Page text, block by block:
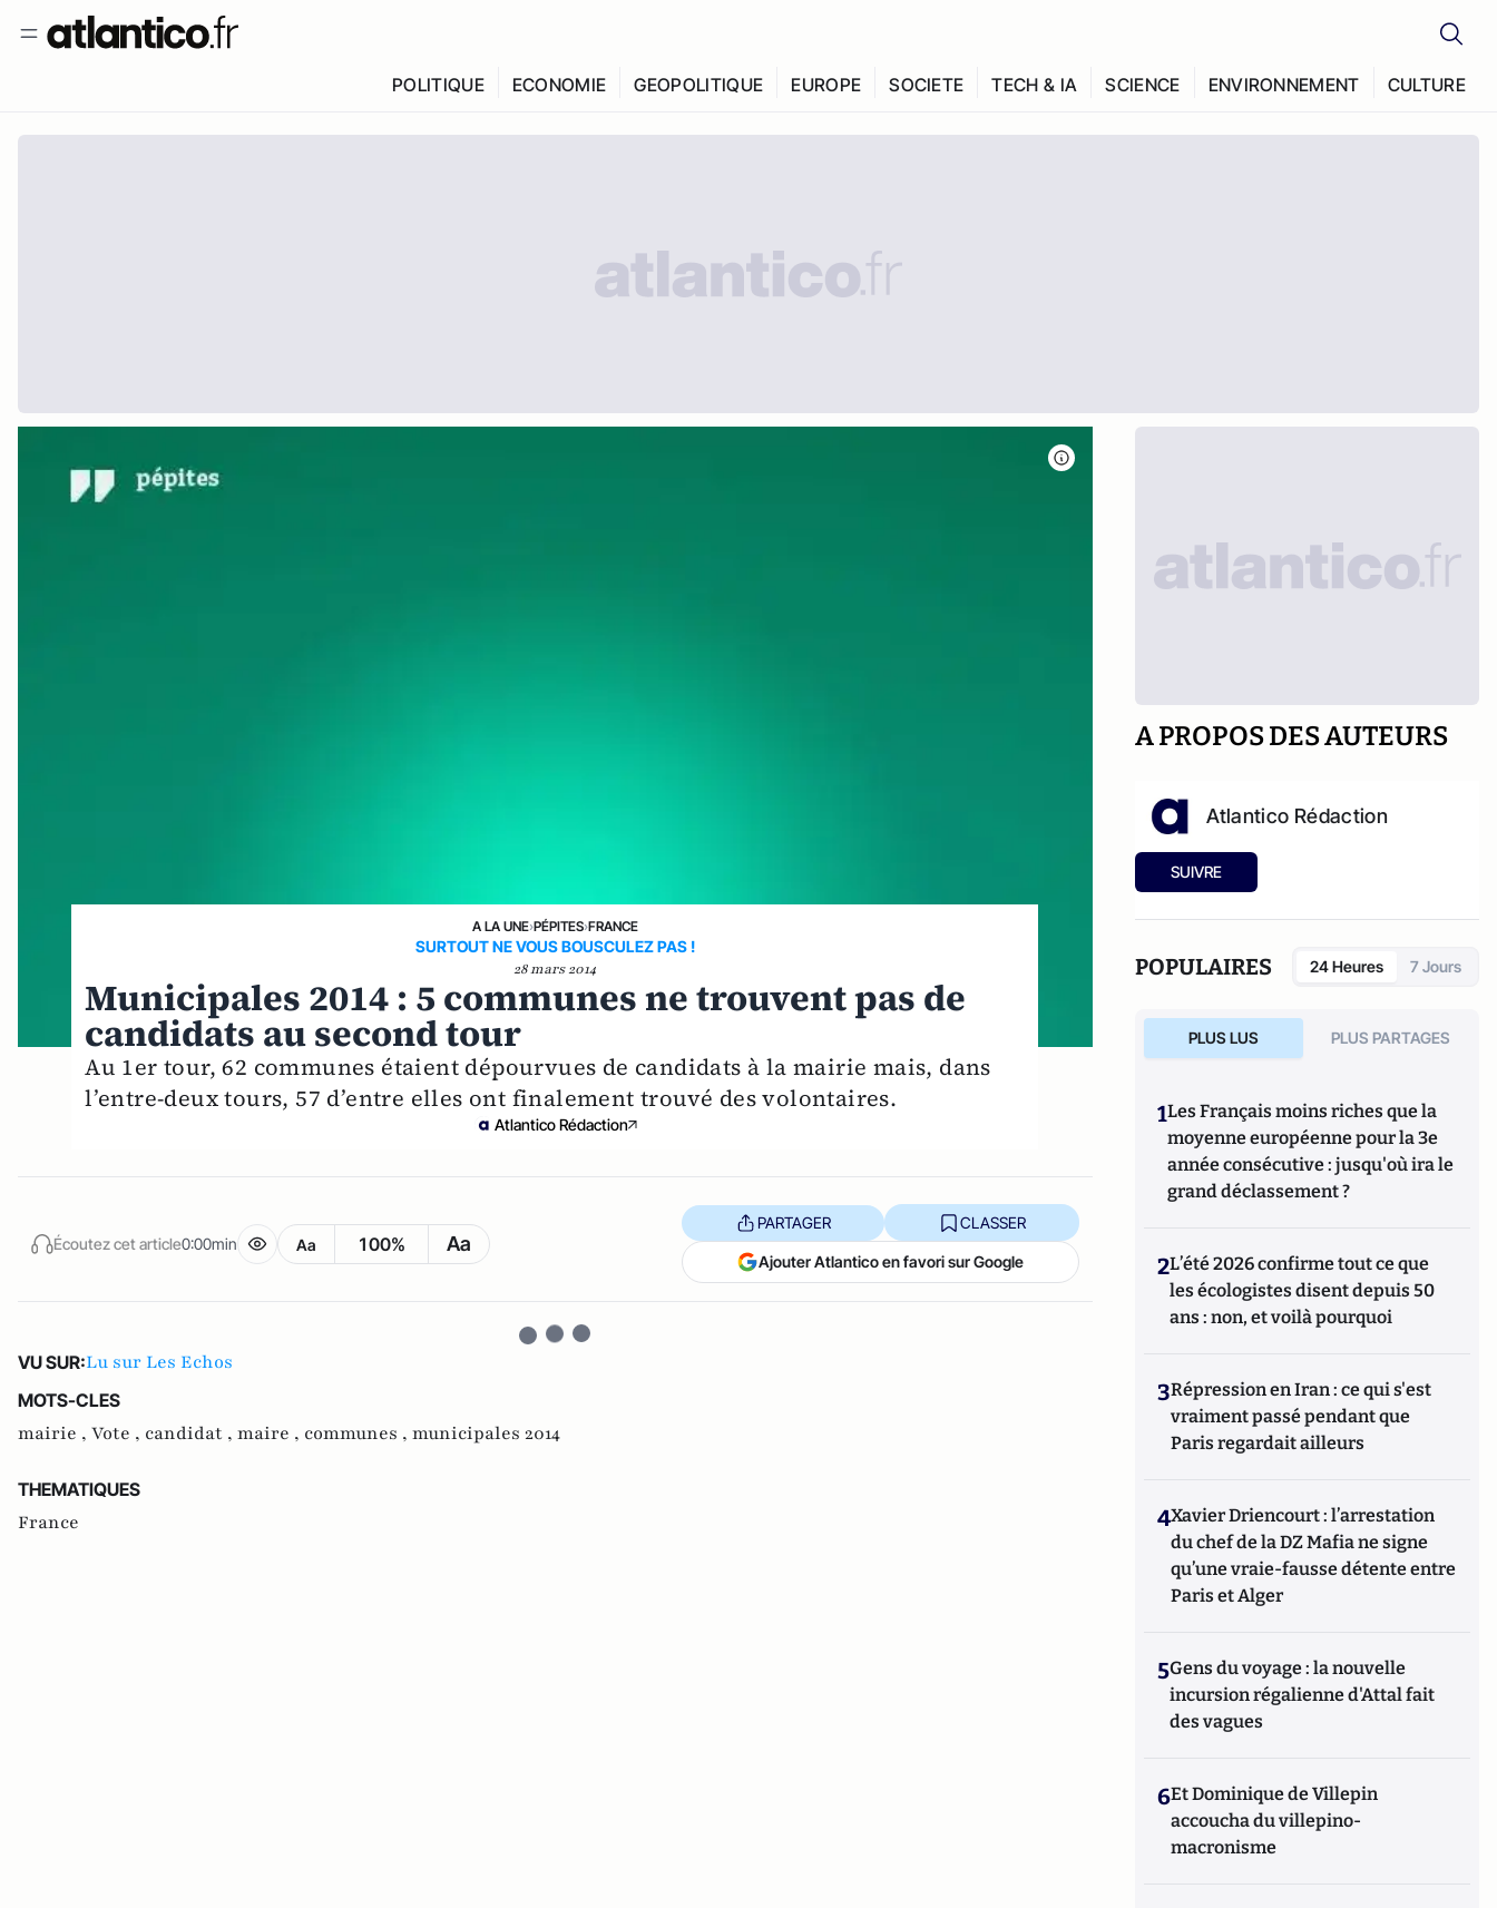
POLITIQUE ECONOMIE GEOPOLITIQUE EUROPE SOCIETE TECH & IA SCIENCE ENVIRONNEMENT CULTURE
A LA UNE›PÉPITES›FRANCE
SURTOUT NE VOUS BOUSCULEZ PAS !
28 mars 2014
Municipales 2014 : 5 communes ne trouvent pas de
candidats au second tour
Au 1er tour, 62 communes étaient dépourvues de candidats à la mairie mais, dans
l’entre-deux tours, 57 d’entre elles ont finalement trouvé des volontaires.
Atlantico Rédaction
Écoutez cet article0:00min Aa 100% Aa
PARTAGER CLASSER
Ajouter Atlantico en favori sur Google
VU SUR:Lu sur Les Echos
MOTS-CLES
mairie , Vote , candidat , maire , communes , municipales 2014
THEMATIQUES
France
A PROPOS DES AUTEURS
Atlantico Rédaction
SUIVRE
POPULAIRES 24 Heures 7 Jours
PLUS LUS PLUS PARTAGES
1Les Français moins riches que la
moyenne européenne pour la 3e
année consécutive : jusqu'où ira le
grand déclassement ?
2L’été 2026 confirme tout ce que
les écologistes disent depuis 50
ans : non, et voilà pourquoi
3Répression en Iran : ce qui s'est
vraiment passé pendant que
Paris regardait ailleurs
4Xavier Driencourt : l’arrestation
du chef de la DZ Mafia ne signe
qu’une vraie-fausse détente entre
Paris et Alger
5Gens du voyage : la nouvelle
incursion régalienne d'Attal fait
des vagues
6Et Dominique de Villepin
accoucha du villepino-
macronisme